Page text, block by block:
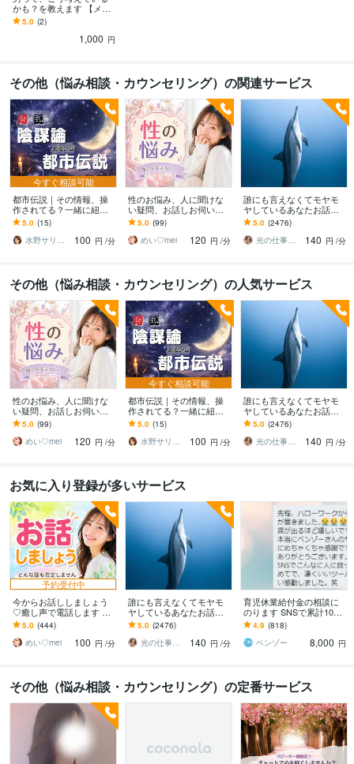
かも？を教えます 【メッ
セージ版】オジサンの取
り扱い上手になれます
5.0 (2)
1,000 円
その他（悩み相談・カウンセリング）の関連サービス
今すぐ相談可能
都市伝説｜その情報、操
作されてる？一緒に紐解
きます 陰謀論本当に偶
然？その直感、否定しま
せん。全部お聞きしま
5.0 (15)
水野サリー✨優しく寄り添う話し相手
100 円 /分
性のお悩み、人に聞けな
い疑問、お話しお伺いし
ます 男女の性のお悩み、
人に聞けないお話し何で
もどうぞ！♡
5.0 (99)
めい♡mei
120 円 /分
誰にも言えなくてモヤモ
ヤしているあなたお話伺
います ひとりで抱え込ま
ないで！ちょっと聞いて
ほしい！でも大丈夫❤️
5.0 (2476)
光の仕事人☆picari
140 円 /分
その他（悩み相談・カウンセリング）の人気サービス
性のお悩み、人に聞けな
い疑問、お話しお伺いし
ます 男女の性のお悩み、
人に聞けないお話し何で
もどうぞ！♡
5.0 (99)
めい♡mei
120 円 /分
今すぐ相談可能
都市伝説｜その情報、操
作されてる？一緒に紐解
きます 陰謀論本当に偶
然？その直感、否定しま
せん。全部お聞きしま
5.0 (15)
水野サリー✨優しく寄り添う話し相手
100 円 /分
誰にも言えなくてモヤモ
ヤしているあなたお話伺
います ひとりで抱え込ま
ないで！ちょっと聞いて
ほしい！でも大丈夫❤️
5.0 (2476)
光の仕事人☆picari
140 円 /分
お気に入り登録が多いサービス
予約受付中
今からお話ししましょう
♡癒し声で電話します 気
楽にフリートーク♡雑談
から悩み相談まで✨5分で
も大歓迎❤️
5.0 (444)
めい♡mei
100 円 /分
誰にも言えなくてモヤモ
ヤしているあなたお話伺
います ひとりで抱え込ま
ないで！ちょっと聞いて
ほしい！でも大丈夫❤️
5.0 (2476)
光の仕事人☆picari
140 円 /分
育児休業給付金の相談に
のります SNSで累計1000
件超回答した、現役社労
士事務所職員が対応
4.9 (818)
ベンゾー
8,000 円
その他（悩み相談・カウンセリング）の定番サービス